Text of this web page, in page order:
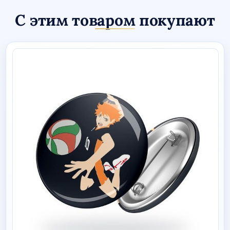
С этим товаром покупают